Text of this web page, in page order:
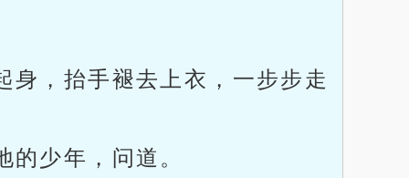
身，抬手褪去上衣，一步步走
少年，问道。